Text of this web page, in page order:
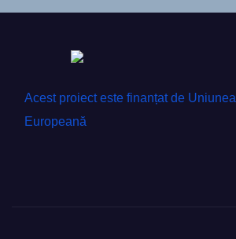
Acest proiect este finanțat de Uniunea
Europeană